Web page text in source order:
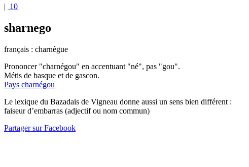
| 10
sharnego
français : charnègue
Prononcer "charnégou" en accentuant "né", pas "gou".
Métis de basque et de gascon.
Pays charnégou
Le lexique du Bazadais de Vigneau donne aussi un sens bien différent :
faiseur d’embarras (adjectif ou nom commun)
Partager sur Facebook